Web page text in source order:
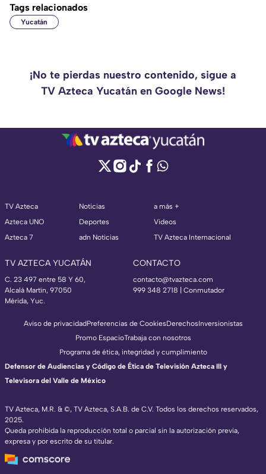
Tags relacionados
Yucatán
¡No te pierdas nuestro contenido, sigue a
TV Azteca Yucatán en Google News!
TV Azteca
Azteca UNO
Azteca 7
Noticias
Deportes
adn Noticias
a más +
Videos
TV Azteca Internacional
TV AZTECA YUCATÁN
C. 23 497 entre 58 Y 60,
Alcalá Martín, 97050
Mérida, Yuc.
CONTACTO
contacto@tvazteca.com
999 348 2718 | Conmutador
TV Azteca, M.R. & ©, TV Azteca, S.A.B. de C.V. Todos los derechos reservados,
2025.
Queda prohibida la reproducción total o parcial sin la autorización previa,
expresa y por escrito de su titular.
Aviso de privacidadPreferencias de CookiesDerechosInversionistas
Promo EspacioTrabaja con nosotros
Programa de ética, integridad y cumplimiento
Defensor de Audiencias y Código de Ética de Televisión Azteca III y
Televisora del Valle de México